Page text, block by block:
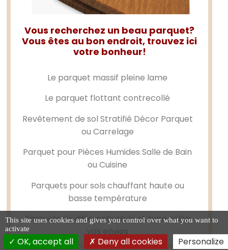
Vous recherchez un beau parquet?
Vous êtes au bon endroit, trouvez ici
votre bonheur!
Le parquet massif pleine lame
Le parquet flottant contrecollé
Revêtement de sol Stratifié Décor Parquet
ou Carrelage
Parquet pour Pièces Humides Salle de Bain
ou Cuisine
Parquets pour sols chauffant haute ou
basse température
Parquets de differents style et type selon
vos envies
This site uses cookies and gives you control over what you want to
activate
OK, accept all Deny all cookies Personalize